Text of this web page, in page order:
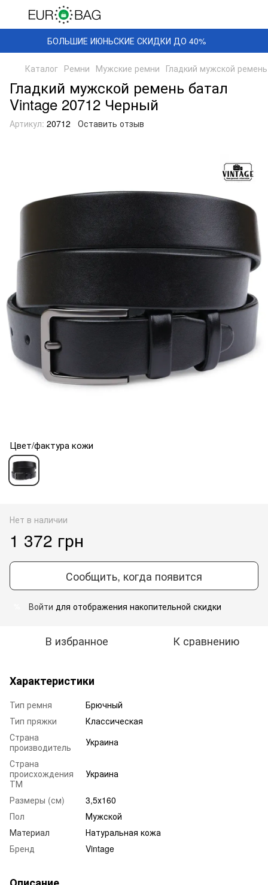
БОЛЬШИЕ ИЮНЬСКИЕ СКИДКИ ДО 40%
Каталог Ремни Мужские ремни Гладкий мужской
Гладкий мужской ремень батал
Vintage 20712 Черный
Артикул: 20712 Оставить отзыв
Цвет/фактура кожи
Нет в наличии
1 372 грн
Сообщить, когда появится
Войти для отображения накопительной скидки
В избранное К сравнению
Характеристики
Тип ремня
Брючный
Тип пряжки
Классическая
Страна
производитель
Украина
Страна
происхождения
ТМ
Украина
Размеры (см)
3,5х160
Пол
Мужской
Материал
Натуральная кожа
Бренд
Vintage